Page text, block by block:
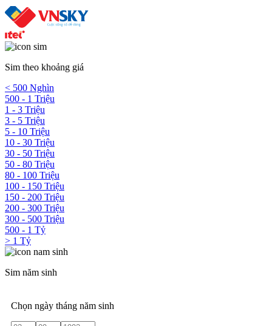
Sim theo khoảng giá
< 500 Nghìn
500 - 1 Triệu
1 - 3 Triệu
3 - 5 Triệu
5 - 10 Triệu
10 - 30 Triệu
30 - 50 Triệu
50 - 80 Triệu
80 - 100 Triệu
100 - 150 Triệu
150 - 200 Triệu
200 - 300 Triệu
300 - 500 Triệu
500 - 1 Tỷ
> 1 Tỷ
Sim năm sinh
Chọn ngày tháng năm sinh